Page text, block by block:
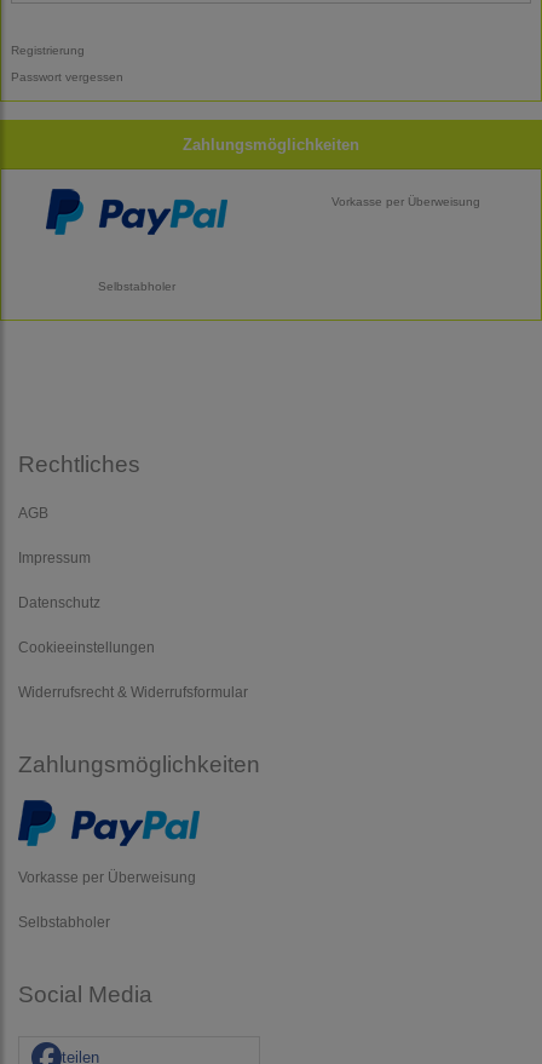
Registrierung
Passwort vergessen
Zahlungsmöglichkeiten
Vorkasse per Überweisung
Selbstabholer
Rechtliches
AGB
Impressum
Datenschutz
Cookieeinstellungen
Widerrufsrecht & Widerrufsformular
Zahlungsmöglichkeiten
Vorkasse per Überweisung
Selbstabholer
Social Media
teilen